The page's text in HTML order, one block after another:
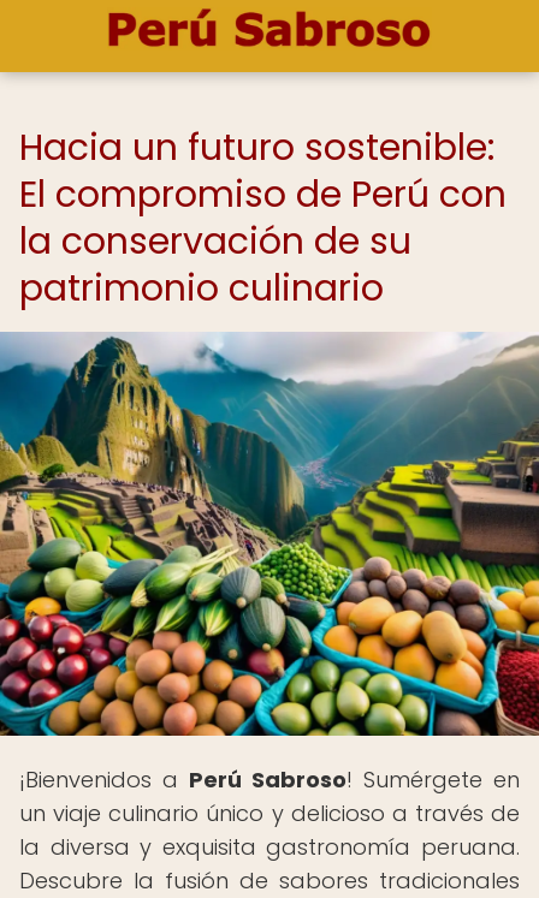
Hacia un futuro sostenible:
El compromiso de Perú con
la conservación de su
patrimonio culinario
¡Bienvenidos a Perú Sabroso! Sumérgete en
un viaje culinario único y delicioso a través de
la diversa y exquisita gastronomía peruana.
Descubre la fusión de sabores tradicionales